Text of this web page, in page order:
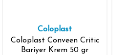
Coloplast
Coloplast Conveen Critic
Bariyer Krem 50 gr